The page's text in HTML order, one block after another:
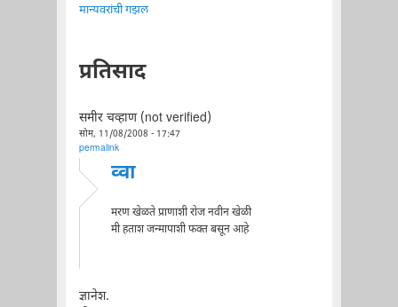
मान्यवरांची गझल
प्रतिसाद
समीर चव्हाण (not verified)
सोम, 11/08/2008 - 17:47
permalink
व्वा
मरण खेळते प्राणाशी रोज नवीन खेळी
मी हताश जन्मापाशी फक्त बसून आहे
ज्ञानेश.